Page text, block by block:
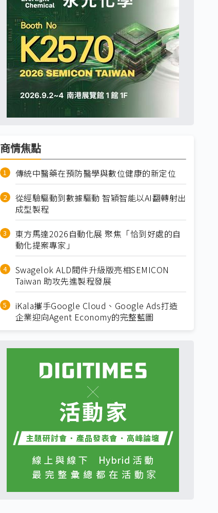
商情焦點
傳統中醫藥在預防醫學與數位健康的新定位
從經驗驅動到數據驅動 智穎智能以AI翻轉射出
成型製程
東方馬達2026自動化展 聚焦「恰到好處的自
動化提案專家」
Swagelok ALD閥件升級版亮相SEMICON
Taiwan 助攻先進製程發展
iKala攜手Google Cloud、Google Ads打造
企業迎向Agent Economy的完整藍圖